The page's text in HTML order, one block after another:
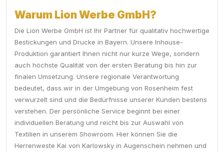
Warum Lion Werbe GmbH?
Die Lion Werbe GmbH ist Ihr Partner für qualitativ hochwertige
Bestickungen und Drucke in Bayern. Unsere Inhouse-
Produktion garantiert Ihnen nicht nur kurze Wege, sondern
auch höchste Qualität von der ersten Beratung bis hin zur
finalen Umsetzung. Unsere regionale Verantwortung
bedeutet, dass wir in der Umgebung von Rosenheim fest
verwurzelt sind und die Bedürfnisse unserer Kunden bestens
verstehen. Der persönliche Service beginnt bei einer
individuellen Beratung und reicht bis zur Auswahl von
Textilien in unserem Showroom. Hier können Sie die
Herrenweste Kai von Karlowsky in Augenschein nehmen und